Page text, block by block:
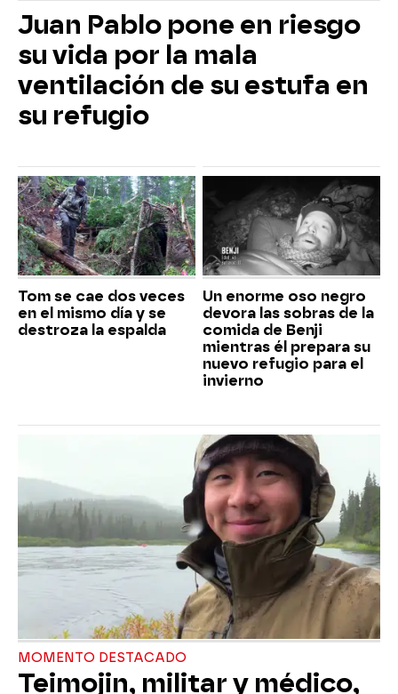
Juan Pablo pone en riesgo
su vida por la mala
ventilación de su estufa en
su refugio
Tom se cae dos veces
en el mismo día y se
destroza la espalda
Un enorme oso negro
devora las sobras de la
comida de Benji
mientras él prepara su
nuevo refugio para el
invierno
MOMENTO DESTACADO
Teimojin, militar y médico,